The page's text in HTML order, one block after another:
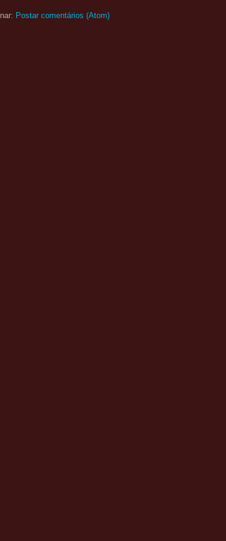
Postar comentários (Atom)